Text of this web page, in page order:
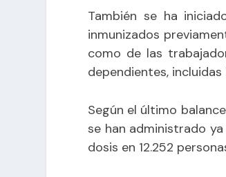
También se ha
inmunizados
como de las
dependientes,
Según el último
se han administrado
dosis en 12.252